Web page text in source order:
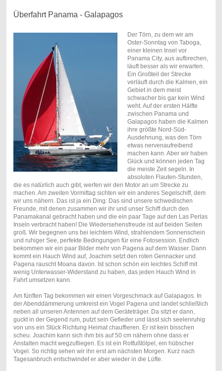
Überfahrt Panama - Galapagos
Der Törn, zu dem wir am
Oster-Sonntag von Taboga,
einer kleinen Insel vor
Panama City, aus aufbrechen,
läuft besser als wir erwarten.
Ein Großteil der Strecke
verläuft durch die Kalmen, ein
Gebiet in dem meist
schwacher bis gar kein Wind
weht. Auf der ersten Hälfte
zwischen Panama und
Galapagos haben die Kalmen
ihre größte Nord-Süd-
Ausdehnung, was den Törn
etwas nervenaufreibend
machen kann. Aber wir haben
Glück und können jeden Tag
die meiste Zeit segeln. In
absoluten Flauten-Stunden,
die es natürlich auch gibt, werfen wir den Motor an um Strecke zu
machen. Am zweiten Vormittag sichten wir ein anderes Segelschiff, dem
wir uns nähern. Das ist ja ein Ding: Das sind unsere schwedischen
Freunde, mit denen zusammen wir ihr und unser Schiff durch den
Panamakanal gebracht haben und die ein paar Tage auf den Las Perlas
Inseln verbracht haben! Die Wiedersehensfreude ist auf beiden Seiten
groß. Wir begegnen uns bei leichtem Wind, strahlendem Sonnenschein
und ruhiger See, perfekte Bedingungen für eine Fotosession. Endlich
bekommen wir ein paar Bilder mehr von Pagena auf dem Wasser. Dann
kommt ein Hauch Wind auf, Joachim setzt den roten Gennacker und
Pagena rauscht Moana davon. Ist schon schön ein leichtes Schiff mit
wenig Unterwasser-Widerstand zu haben, das jeden Hauch Wind in
Fahrt umsetzen kann.
Am fünften Tag bekommen wir einen Vorgeschmack auf Galapagos. In
der Abenddämmerung umkreist ein Vogel Pagena und landet schließlich
neben all unseren Antennen auf dem Geräteträger. Da sitzt er dann,
guckt in der Gegend rum, putzt sein Gefieder und lässt sich seelenruhig
von uns ein Stück Richtung Heimat chauffieren. Er ist kein bisschen
scheu. Joachim kann sich ihm bis auf 50 cm nähern ohne dass er
Anstalten macht wegzufliegen. Es ist ein Rotfußtölpel, ein hübscher
Vogel. So richtig sehen wir ihn erst am nächsten Morgen. Kurz nach
Tagesanbruch entschwindet er aber wieder in die Lüfte.